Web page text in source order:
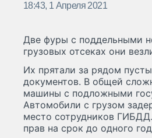
18:43, 1 Апреля 2021
Две фуры с поддельными
грузовых отсеках они
Их прятали за рядом
документов. В общей
машины с подложными
Автомобили с грузом
место сотрудников
прав на срок до одного